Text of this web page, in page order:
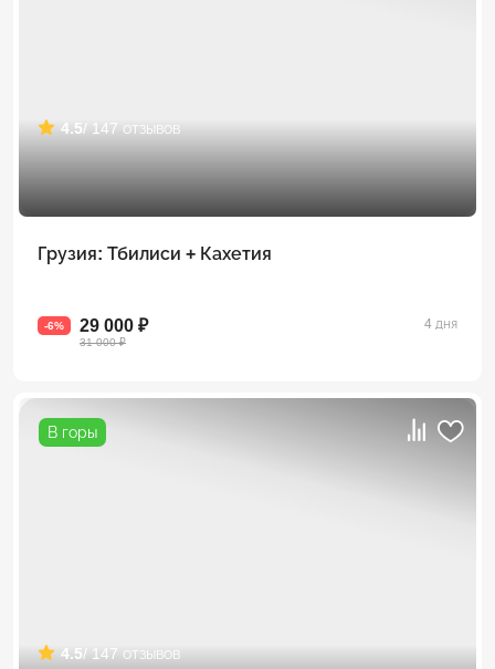
4.5/ 147 отзывов
Грузия: Тбилиси + Кахетия
-6% 29 000 ₽
31 000 ₽
4 дня
В горы
4.5/ 147 отзывов